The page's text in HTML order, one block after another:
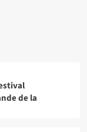
de la